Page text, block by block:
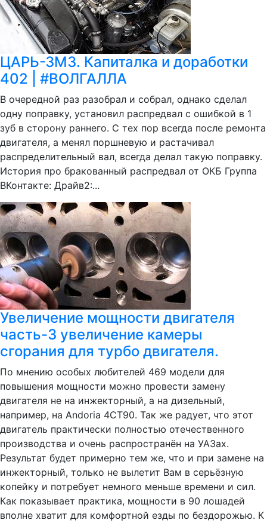
ЦАРЬ-ЗМЗ. Капиталка и доработки
402 | #ВОЛГАЛЛА
В очередной раз разобрал и собрал, однако сделал
одну поправку, установил распредвал с ошибкой в 1
зуб в сторону раннего. С тех пор всегда после ремонта
двигателя, а менял поршневую и растачивал
распределительный вал, всегда делал такую поправку.
История про бракованный распредвал от ОКБ Группа
ВКонтакте: Драйв2:...
Увеличение мощности двигателя
часть-3 увеличение камеры
сгорания для турбо двигателя.
По мнению особых любителей 469 модели для
повышения мощности можно провести замену
двигателя не на инжекторный, а на дизельный,
например, на Andoria 4CT90. Так же радует, что этот
двигатель практически полностью отечественного
производства и очень распространён на УАЗах.
Результат будет примерно тем же, что и при замене на
инжекторный, только не вылетит Вам в серьёзную
копейку и потребует немного меньше времени и сил.
Как показывает практика, мощности в 90 лошадей
вполне хватит для комфортной езды по бездорожью. К